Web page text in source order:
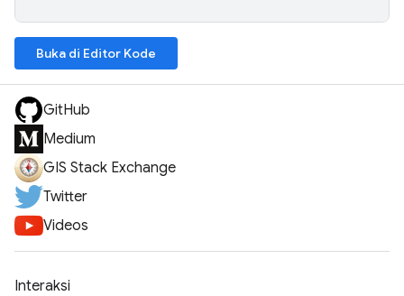
Buka di Editor Kode
GitHub
Medium
GIS Stack Exchange
Twitter
Videos
Interaksi